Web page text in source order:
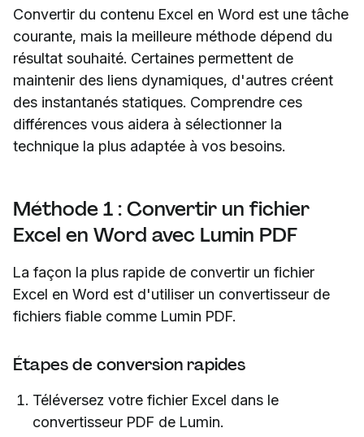
Convertir du contenu Excel en Word est une tâche
courante, mais la meilleure méthode dépend du
résultat souhaité. Certaines permettent de
maintenir des liens dynamiques, d'autres créent
des instantanés statiques. Comprendre ces
différences vous aidera à sélectionner la
technique la plus adaptée à vos besoins.
Méthode 1 : Convertir un fichier
Excel en Word avec Lumin PDF
La façon la plus rapide de convertir un fichier
Excel en Word est d'utiliser un convertisseur de
fichiers fiable comme Lumin PDF.
Étapes de conversion rapides
Téléversez votre fichier Excel dans le
convertisseur PDF de Lumin.